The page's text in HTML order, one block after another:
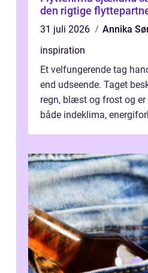
den rigtige
31 juli 2026
Annika
inspiration
Et velfungerende tag
end udseende. Taget
regn, blæst og frost og
både indeklima,